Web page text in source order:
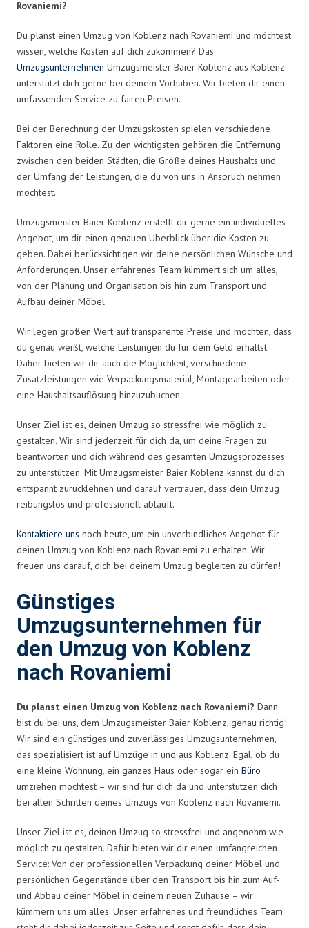
Rovaniemi?
Du planst einen Umzug von Koblenz nach Rovaniemi und möchtest
wissen, welche Kosten auf dich zukommen? Das
Umzugsunternehmen Umzugsmeister Baier Koblenz aus Koblenz
unterstützt dich gerne bei deinem Vorhaben. Wir bieten dir einen
umfassenden Service zu fairen Preisen.
Bei der Berechnung der Umzugskosten spielen verschiedene
Faktoren eine Rolle. Zu den wichtigsten gehören die Entfernung
zwischen den beiden Städten, die Größe deines Haushalts und
der Umfang der Leistungen, die du von uns in Anspruch nehmen
möchtest.
Umzugsmeister Baier Koblenz erstellt dir gerne ein individuelles
Angebot, um dir einen genauen Überblick über die Kosten zu
geben. Dabei berücksichtigen wir deine persönlichen Wünsche und
Anforderungen. Unser erfahrenes Team kümmert sich um alles,
von der Planung und Organisation bis hin zum Transport und
Aufbau deiner Möbel.
Wir legen großen Wert auf transparente Preise und möchten, dass
du genau weißt, welche Leistungen du für dein Geld erhältst.
Daher bieten wir dir auch die Möglichkeit, verschiedene
Zusatzleistungen wie Verpackungsmaterial, Montagearbeiten oder
eine Haushaltsauflösung hinzuzubuchen.
Unser Ziel ist es, deinen Umzug so stressfrei wie möglich zu
gestalten. Wir sind jederzeit für dich da, um deine Fragen zu
beantworten und dich während des gesamten Umzugsprozesses
zu unterstützen. Mit Umzugsmeister Baier Koblenz kannst du dich
entspannt zurücklehnen und darauf vertrauen, dass dein Umzug
reibungslos und professionell abläuft.
Kontaktiere uns noch heute, um ein unverbindliches Angebot für
deinen Umzug von Koblenz nach Rovaniemi zu erhalten. Wir
freuen uns darauf, dich bei deinem Umzug begleiten zu dürfen!
Günstiges
Umzugsunternehmen für
den Umzug von Koblenz
nach Rovaniemi
Du planst einen Umzug von Koblenz nach Rovaniemi? Dann
bist du bei uns, dem Umzugsmeister Baier Koblenz, genau richtig!
Wir sind ein günstiges und zuverlässiges Umzugsunternehmen,
das spezialisiert ist auf Umzüge in und aus Koblenz. Egal, ob du
eine kleine Wohnung, ein ganzes Haus oder sogar ein Büro
umziehen möchtest – wir sind für dich da und unterstützen dich
bei allen Schritten deines Umzugs von Koblenz nach Rovaniemi.
Unser Ziel ist es, deinen Umzug so stressfrei und angenehm wie
möglich zu gestalten. Dafür bieten wir dir einen umfangreichen
Service: Von der professionellen Verpackung deiner Möbel und
persönlichen Gegenstände über den Transport bis hin zum Auf-
und Abbau deiner Möbel in deinem neuen Zuhause – wir
kümmern uns um alles. Unser erfahrenes und freundliches Team